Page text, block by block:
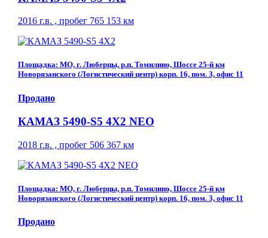
2016 г.в. , пробег 765 153 км
Площадка: МО, г. Люберцы, р.п. Томилино, Шоссе 25-й км
Новорязанского (Логистический центр) корп. 16, пом. 3, офис 11
Продано
КАМАЗ 5490-S5 4Х2 NEO
2018 г.в. , пробег 506 367 км
Площадка: МО, г. Люберцы, р.п. Томилино, Шоссе 25-й км
Новорязанского (Логистический центр) корп. 16, пом. 3, офис 11
Продано